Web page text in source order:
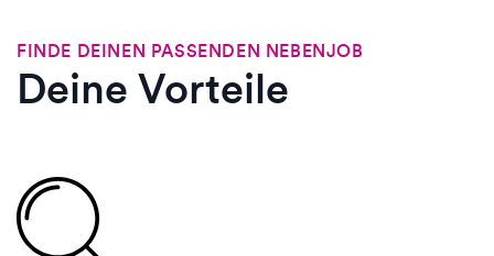
FINDE DEINEN PASSENDEN NEBENJOB
Deine Vorteile